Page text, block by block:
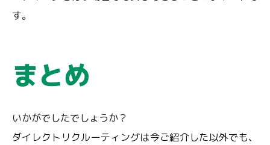
す。
まとめ
いかがでしたでしょうか？
ダイレクトリクルーティングは今ご紹介した以外でも、